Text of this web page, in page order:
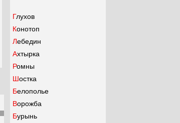
Глухов
Конотоп
Лебедин
Ахтырка
Ромны
Шостка
Белополье
Ворожба
Бурынь